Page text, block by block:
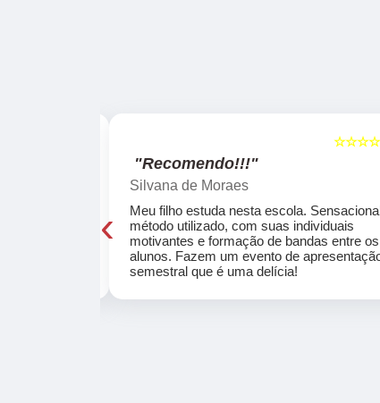
"Recomendo!!!"
Silvana de Moraes
Meu filho estuda nesta escola.
método utilizado, com suas individuais
motivantes e formação de bandas entre os
alunos. Fazem um evento de
semestral que é uma delícia!
‹